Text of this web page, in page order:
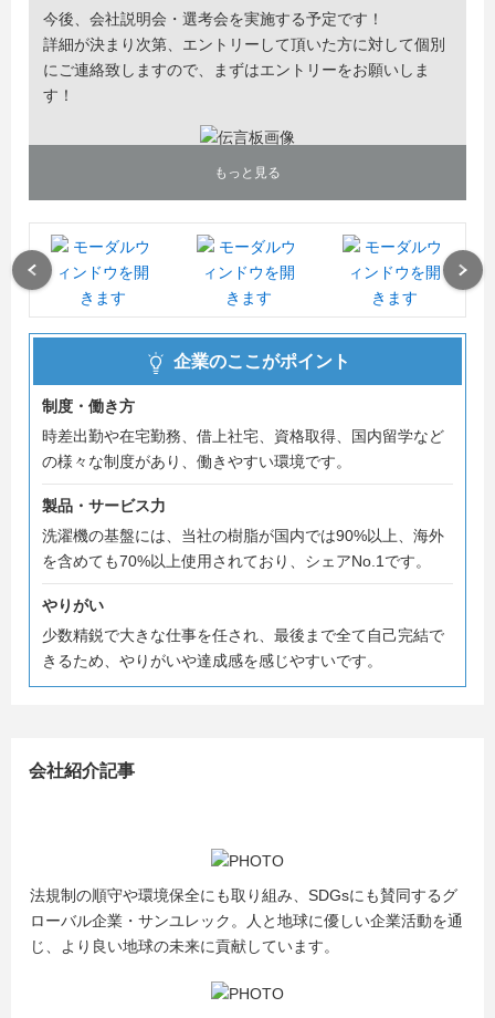
今後、会社説明会・選考会を実施する予定です！
詳細が決まり次第、エントリーして頂いた方に対して個別
にご連絡致しますので、まずはエントリーをお願いしま
す！
もっと見る
企業のここがポイント
制度・働き方
時差出勤や在宅勤務、借上社宅、資格取得、国内留学など
の様々な制度があり、働きやすい環境です。
製品・サービス力
洗濯機の基盤には、当社の樹脂が国内では90%以上、海外
を含めても70%以上使用されており、シェアNo.1です。
やりがい
少数精鋭で大きな仕事を任され、最後まで全て自己完結で
きるため、やりがいや達成感を感じやすいです。
会社紹介記事
法規制の順守や環境保全にも取り組み、SDGsにも賛同するグ
ローバル企業・サンユレック。人と地球に優しい企業活動を通
じ、より良い地球の未来に貢献しています。